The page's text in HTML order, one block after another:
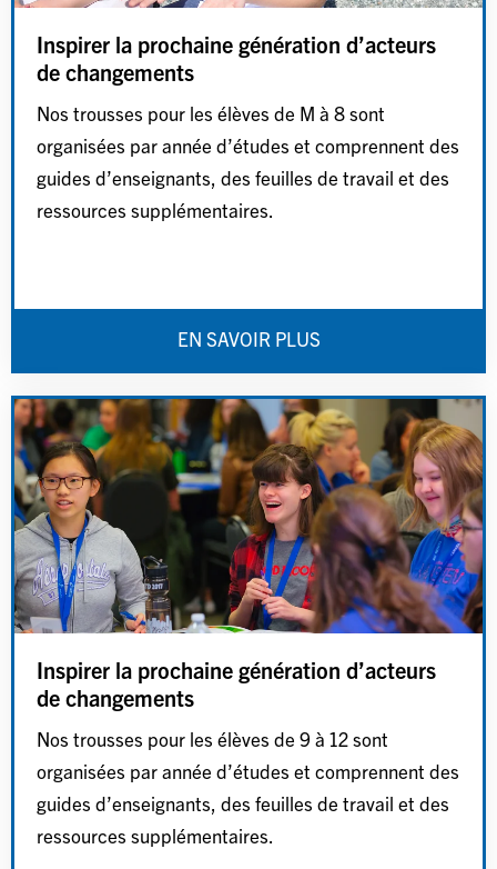
Inspirer la prochaine génération d’acteurs
de changements
Nos trousses pour les élèves de M à 8 sont
organisées par année d’études et comprennent des
guides d’enseignants, des feuilles de travail et des
ressources supplémentaires.
EN SAVOIR PLUS
Inspirer la prochaine génération d’acteurs
de changements
Nos trousses pour les élèves de 9 à 12 sont
organisées par année d’études et comprennent des
guides d’enseignants, des feuilles de travail et des
ressources supplémentaires.